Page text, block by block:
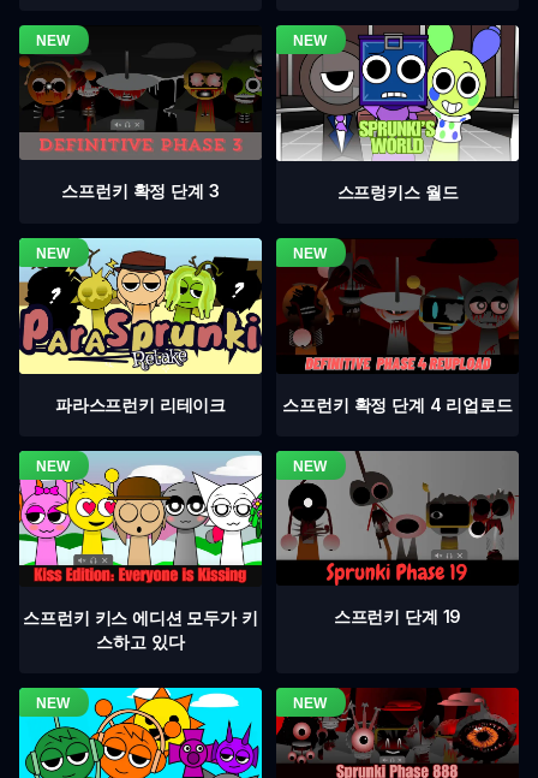
스프런키 확정 단계 3 스프렁키스 월드
파라스프런키 리테이크 스프런키 확정 단계 4 리업로드
스프런키 키스 에디션 모두가 키
스하고 있다
스프런키 단계 19